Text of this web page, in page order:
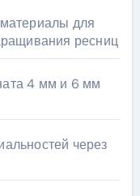
для
ресниц
4 мм и 6 мм
через